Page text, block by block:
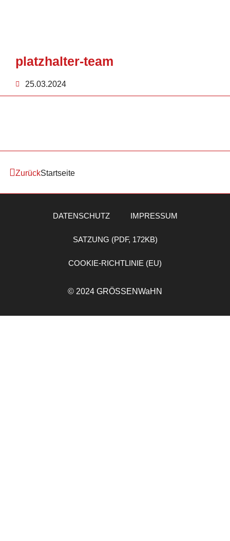
platzhalter-team
25.03.2024
ZurückStartseite
DATENSCHUTZ IMPRESSUM
SATZUNG (PDF, 172KB)
COOKIE-RICHTLINIE (EU)
© 2024 GRÖSSENWaHN